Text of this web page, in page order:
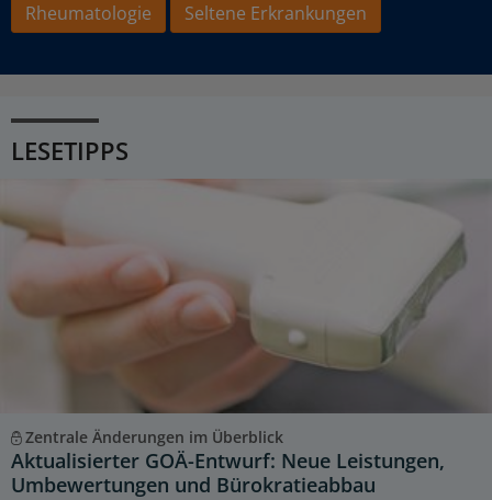
Rheumatologie
Seltene Erkrankungen
LESETIPPS
Zentrale Änderungen im Überblick
Aktualisierter GOÄ-Entwurf: Neue Leistungen,
Umbewertungen und Bürokratieabbau